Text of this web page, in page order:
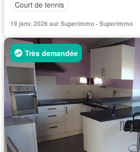
Court de tennis
19 janv. 2026 sur Superimmo - Superimmo
Très demandée